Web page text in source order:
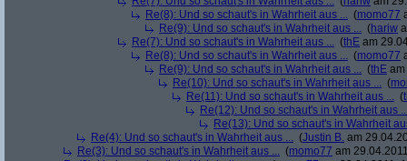
Re(8): Und so schaut's in Wahrheit aus ... (momo77
Re(9): Und so schaut's in Wahrheit aus ... (hariw
Re(7): Und so schaut's in Wahrheit aus ... (thE am
Re(8): Und so schaut's in Wahrheit aus ... (momo77
Re(9): Und so schaut's in Wahrheit aus ... (thE
Re(10): Und so schaut's in Wahrheit aus ... (
Re(11): Und so schaut's in Wahrheit aus ... (
Re(12): Und so schaut's in Wahrheit aus
Re(13): Und so schaut's in Wahrheit
Re(4): Und so schaut's in Wahrheit aus ... (Justin B. am
Re(3): Und so schaut's in Wahrheit aus ... (momo77 am